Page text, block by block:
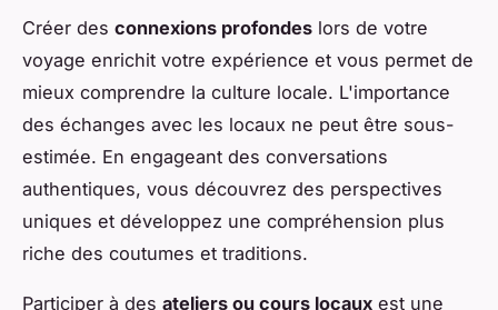
Créer des connexions profondes lors de votre
voyage enrichit votre expérience et vous permet de
mieux comprendre la culture locale. L'importance
des échanges avec les locaux ne peut être sous-
estimée. En engageant des conversations
authentiques, vous découvrez des perspectives
uniques et développez une compréhension plus
riche des coutumes et traditions.
Participer à des ateliers ou cours locaux est une